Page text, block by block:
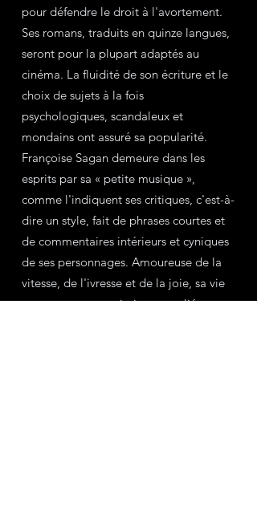
pour défendre le droit à l'avortement.
Ses romans, traduits en quinze langues,
seront pour la plupart adaptés au
cinéma. La fluidité de son écriture et le
choix de sujets à la fois
psychologiques, scandaleux et
mondains ont assuré sa popularité.
Françoise Sagan demeure dans les
esprits par sa « petite musique »,
comme l'indiquent ses critiques, c'est-à-
dire un style, fait de phrases courtes et
de commentaires intérieurs et cyniques
de ses personnages. Amoureuse de la
vitesse, de l'ivresse et de la joie, sa vie
et son œuvre sont intimement liées, et